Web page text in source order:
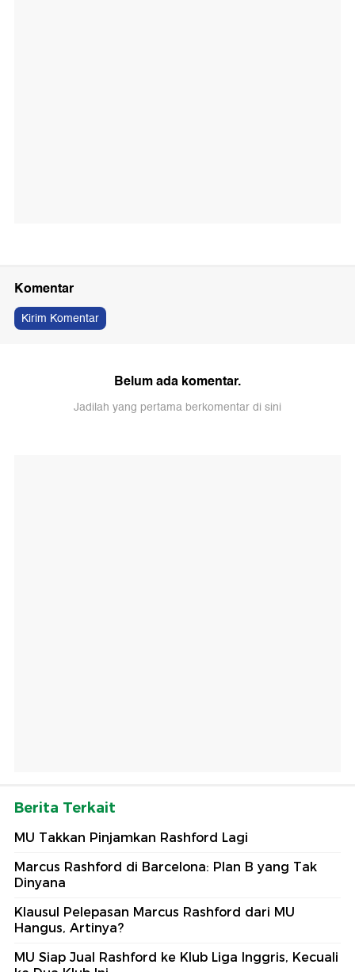
Komentar
Kirim Komentar
Belum ada komentar.
Jadilah yang pertama berkomentar di sini
Berita Terkait
MU Takkan Pinjamkan Rashford Lagi
Marcus Rashford di Barcelona: Plan B yang Tak
Dinyana
Klausul Pelepasan Marcus Rashford dari MU
Hangus, Artinya?
MU Siap Jual Rashford ke Klub Liga Inggris, Kecuali